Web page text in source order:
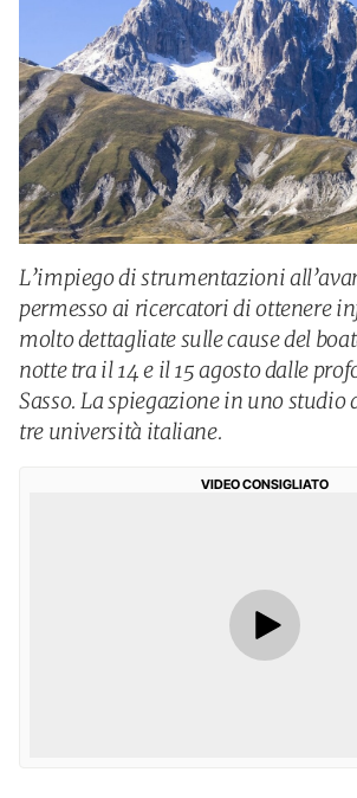
L’impiego di strumentazioni
permesso ai ricercatori di ottenere
molto dettagliate sulle cause del
notte tra il 14 e il 15 agosto dalle
Sasso. La spiegazione in uno studio
tre università italiane.
VIDEO CONSIGLIATO